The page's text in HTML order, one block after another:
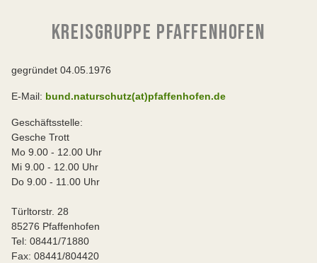
KREISGRUPPE PFAFFENHOFEN
gegründet 04.05.1976
E-Mail: bund.naturschutz(at)pfaffenhofen.de
Geschäftsstelle:
Gesche Trott
Mo 9.00 - 12.00 Uhr
Mi 9.00 - 12.00 Uhr
Do 9.00 - 11.00 Uhr
Türltorstr. 28
85276 Pfaffenhofen
Tel: 08441/71880
Fax: 08441/804420